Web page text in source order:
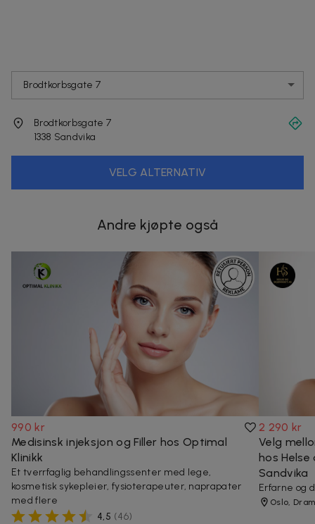
Brodtkorbsgate 7
Brodtkorbsgate 7
1338 Sandvika
VELG ALTERNATIV
Andre kjøpte også
990 kr
Medisinsk injeksjon og Filler hos Optimal
Klinikk
Et tverrfaglig behandlingssenter med lege,
kosmetisk sykepleier, fysioterapeuter, naprapater
med flere
4,5 (46)
2 290 kr
Velg
hos
Sandvika
Erfarne og
Oslo,